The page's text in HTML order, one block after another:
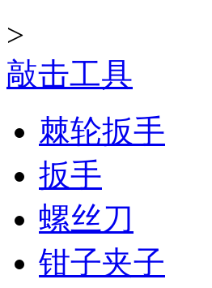
>
敲击工具
棘轮扳手
扳手
螺丝刀
钳子夹子